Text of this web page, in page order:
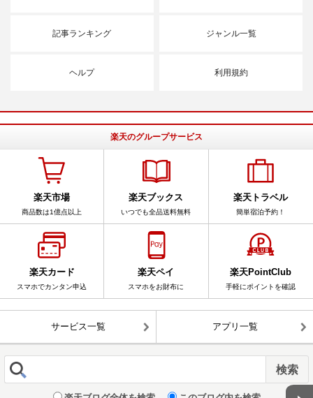
記事ランキング ジャンル一覧
ヘルプ 利用規約
楽天のグループサービス
楽天市場
商品数は1億点以上
楽天ブックス
いつでも全品送料無料
楽天トラベル
簡単宿泊予約！
楽天カード
スマホでカンタン申込
楽天ペイ
スマホをお財布に
楽天PointClub
手軽にポイントを確認
サービス一覧 アプリ一覧